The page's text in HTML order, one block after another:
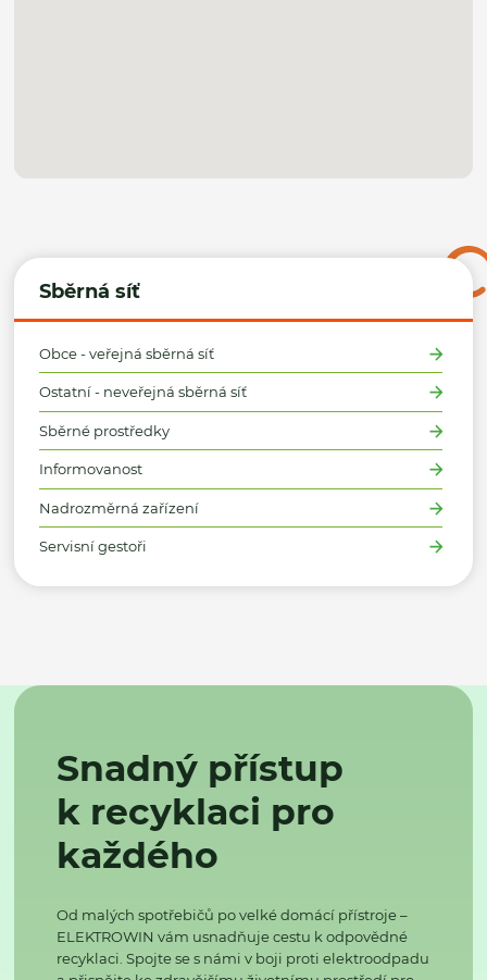
Sběrná síť
Obce - veřejná sběrná síť
Ostatní - neveřejná sběrná síť
Sběrné prostředky
Informovanost
Nadrozměrná zařízení
Servisní gestoři
Snadný přístup
k recyklaci pro
každého
Od malých spotřebičů po velké domácí přístroje –
ELEKTROWIN vám usnadňuje cestu k odpovědné
recyklaci. Spojte se s námi v boji proti elektroodpadu